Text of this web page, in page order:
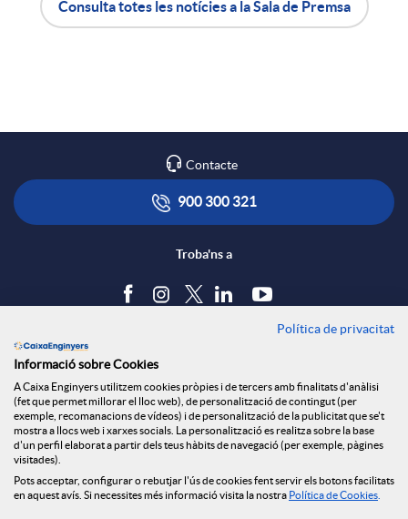
a
r
e
s
S
o
i
c
i
o
ó
a
l
a
Consulta totes les notícies a la Sala de Premsa
Contacte
900 300 321
Troba'ns a
Política de cookies
Avís legal
Seguretat Online
Canal denúncies
Política de privacitat
Informació sobre Cookies
A Caixa Enginyers utilitzem cookies pròpies i de tercers amb finalitats d'anàlisi
(fet que permet millorar el lloc web), de personalització de contingut (per
exemple, recomanacions de vídeos) i de personalització de la publicitat que se't
mostra a llocs web i xarxes socials. La personalització es realitza sobre la base
d'un perfil elaborat a partir dels teus hàbits de navegació (per exemple, pàgines
visitades).
Pots acceptar, configurar o rebutjar l'ús de cookies fent servir els botons facilitats
en aquest avís. Si necessites més informació visita la nostra Política de Cookies